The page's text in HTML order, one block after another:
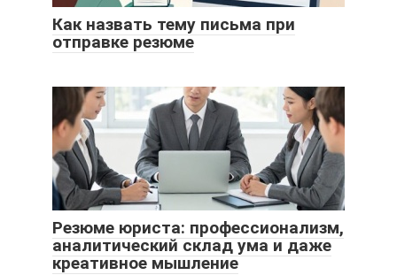
Как назвать тему письма при
отправке резюме
Резюме юриста: профессионализм,
аналитический склад ума и даже
креативное мышление